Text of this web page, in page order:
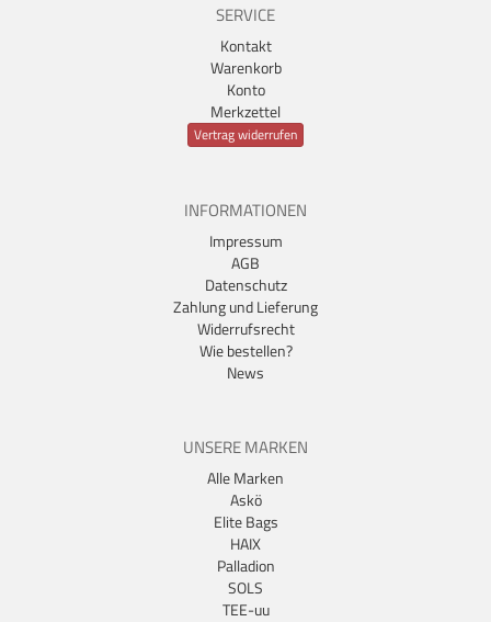
SERVICE
Kontakt
Warenkorb
Konto
Merkzettel
Vertrag widerrufen
INFORMATIONEN
Impressum
AGB
Datenschutz
Zahlung und Lieferung
Widerrufsrecht
Wie bestellen?
News
UNSERE MARKEN
Alle Marken
Askö
Elite Bags
HAIX
Palladion
SOLS
TEE-uu